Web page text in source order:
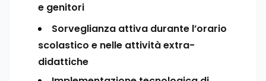
e genitori
Sorveglianza attiva durante l’orario
scolastico e nelle attività extra-
didattiche